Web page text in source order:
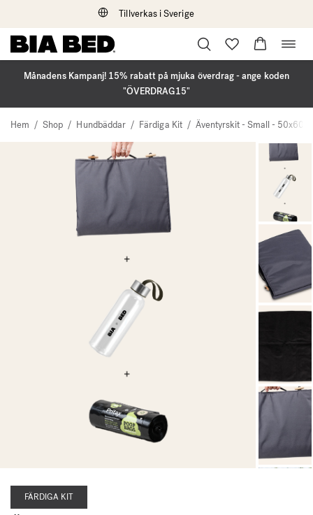
Tillverkas i Sverige
Hoppa
till
innehåll
Månadens Kampanj! 15% rabatt på mjuka överdrag - ange koden
"ÖVERDRAG15"
Hem / Shop / Hundbäddar / Färdiga Kit / Äventyrskit - Small -
FÄRDIGA KIT